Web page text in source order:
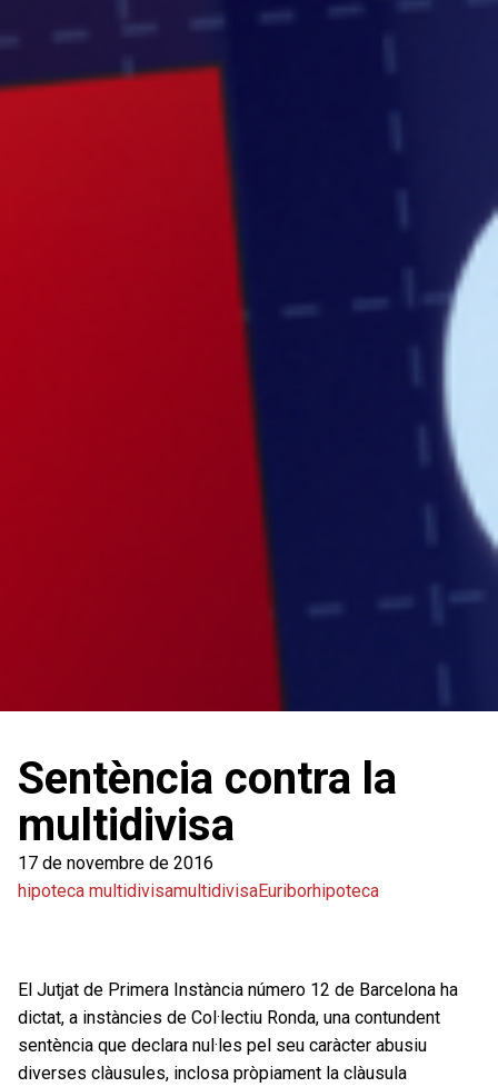
Sentència contra la
multidivisa
17 de novembre de 2016
hipoteca multidivisamultidivisaEuriborhipoteca
El Jutjat de Primera Instància número 12 de Barcelona ha
dictat, a instàncies de Col·lectiu Ronda, una contundent
sentència que declara nul·les pel seu caràcter abusiu
diverses clàusules, inclosa pròpiament la clàusula